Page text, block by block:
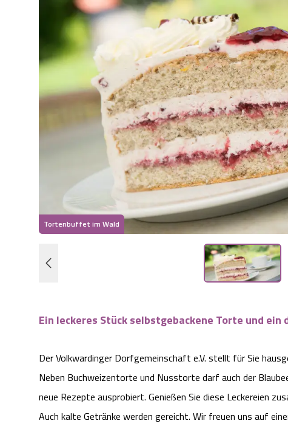
Tortenbuffet im Wald
Ein leckeres Stück selbstgebackene Torte und
Der Volkwardinger Dorfgemeinschaft e.V. stellt für Sie
Neben Buchweizentorte und Nusstorte darf auch der
neue Rezepte ausprobiert. Genießen Sie diese Leckereien
Auch kalte Getränke werden gereicht. Wir freuen uns auf